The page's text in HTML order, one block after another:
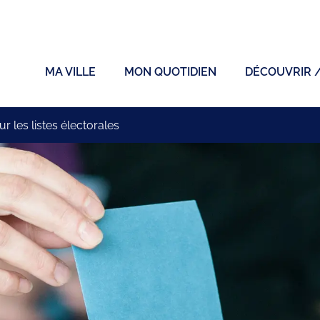
MA VILLE MON QUOTIDIEN DÉCOUVRIR
les listes électorales